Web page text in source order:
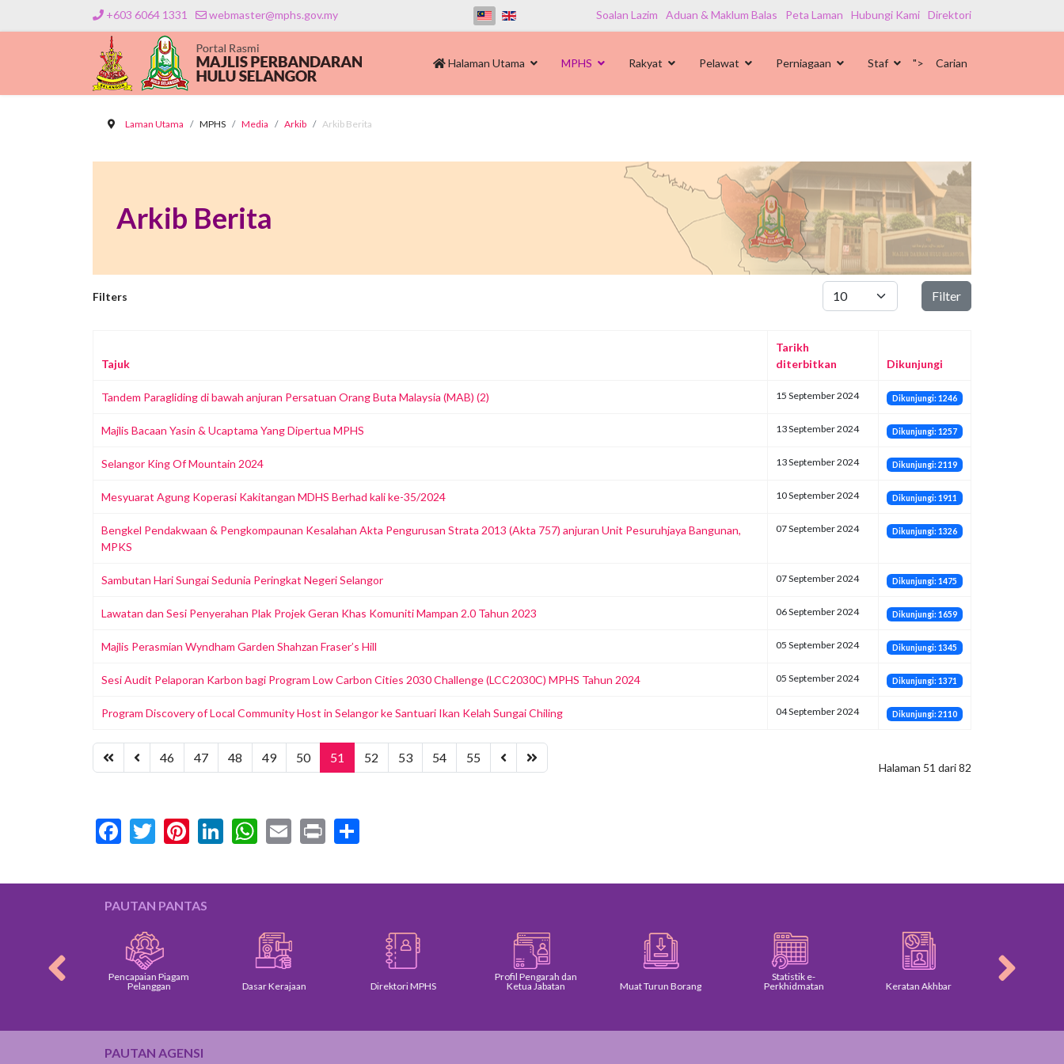
+603 6064 1331 webmaster@mphs.gov.my Soalan Lazim Aduan & Maklum Balas Peta Laman Hubungi Kami Direktori
Halaman Utama MPHS Rakyat Pelawat Perniagaan Staf "> Carian
Laman Utama MPHS Media Arkib Arkib Berita
Arkib Berita
Filters
Papar # Filter
Tajuk
Tarikh
diterbitkan
Dikunjungi
Tandem Paragliding di bawah anjuran Persatuan Orang Buta Malaysia (MAB) (2) 15 September 2024 Dikunjungi: 1246
Majlis Bacaan Yasin & Ucaptama Yang Dipertua MPHS 13 September 2024 Dikunjungi: 1257
Selangor King Of Mountain 2024 13 September 2024 Dikunjungi: 2119
Mesyuarat Agung Koperasi Kakitangan MDHS Berhad kali ke-35/2024 10 September 2024 Dikunjungi: 1911
Bengkel Pendakwaan & Pengkompaunan Kesalahan Akta Pengurusan Strata 2013 (Akta 757) anjuran Unit Pesuruhjaya Bangunan,
MPKS
07 September 2024 Dikunjungi: 1326
Sambutan Hari Sungai Sedunia Peringkat Negeri Selangor 07 September 2024 Dikunjungi: 1475
Lawatan dan Sesi Penyerahan Plak Projek Geran Khas Komuniti Mampan 2.0 Tahun 2023 06 September 2024 Dikunjungi: 1659
Majlis Perasmian Wyndham Garden Shahzan Fraser’s Hill 05 September 2024 Dikunjungi: 1345
Sesi Audit Pelaporan Karbon bagi Program Low Carbon Cities 2030 Challenge (LCC2030C) MPHS Tahun 2024 05 September 2024 Dikunjungi: 1371
Program Discovery of Local Community Host in Selangor ke Santuari Ikan Kelah Sungai Chiling 04 September 2024 Dikunjungi: 2110
46 47 48 49 50 51 52 53 54 55
Halaman 51 dari 82
Facebook
Twitter
Pinterest
LinkedIn
WhatsApp
Email
Print
PAUTAN PANTAS
Pencapaian Piagam
Pelanggan
Dasar Kerajaan Direktori MPHS
Profil Pengarah dan
Ketua Jabatan
Muat Turun Borang
Statistik e-
Perkhidmatan
Keratan Akhbar
PAUTAN AGENSI